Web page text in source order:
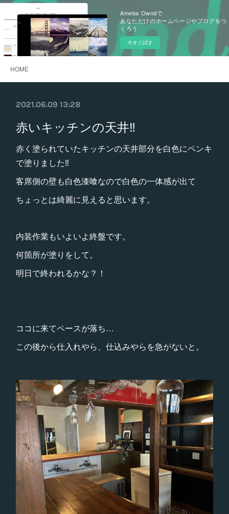
Ameba Owndで
あなただけのホームページやブログをつ
くろう
今すぐ試す
HOME
2021.06.09 13:28
赤いキッチンの天井‼️
赤く塗られていたキッチンの天井部分を白色にペンキ
で塗りました‼︎
客席側の壁も白色漆喰なので白色の一体感が出て
ちょっとは綺麗に見えると思います。
内装作業もいよいよ終盤です。
何箇所が塗りをして。
明日で終われるかな？！
ココに来てペースが落ち…
この後から仕入れやら、仕込みやらを急がないと。